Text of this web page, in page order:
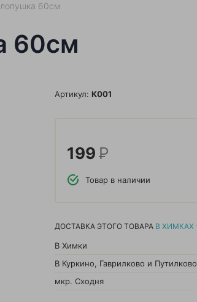
60см
60см
Артикул: К001
199Р
Товар в наличии
ДОСТАВКА ЭТОГО ТОВАРА В ХИМКАХ
В Химки
В Куркино, Гаврилково и Путилково
мкр. Сходня